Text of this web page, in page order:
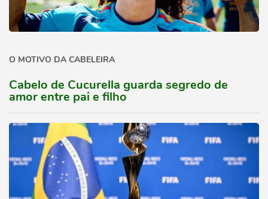
O MOTIVO DA CABELEIRA
Cabelo de Cucurella guarda segredo de
amor entre pai e filho